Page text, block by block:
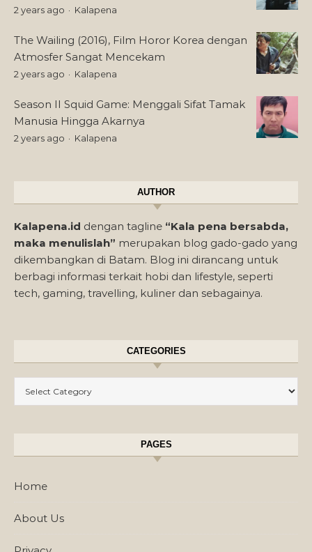
2 years ago Kalapena
The Wailing (2016), Film Horor Korea dengan
Atmosfer Sangat Mencekam
2 years ago Kalapena
Season II Squid Game: Menggali Sifat Tamak
Manusia Hingga Akarnya
2 years ago Kalapena
AUTHOR
Kalapena.id dengan tagline “Kala pena bersabda,
maka menulislah” merupakan blog gado-gado yang
dikembangkan di Batam. Blog ini dirancang untuk
berbagi informasi terkait hobi dan lifestyle, seperti
tech, gaming, travelling, kuliner dan sebagainya.
CATEGORIES
PAGES
Home
About Us